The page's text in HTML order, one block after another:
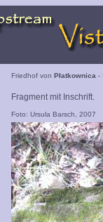
Friedhof von Płatkownica -
Fragment mit Inschrift.
Foto: Ursula Barsch, 2007